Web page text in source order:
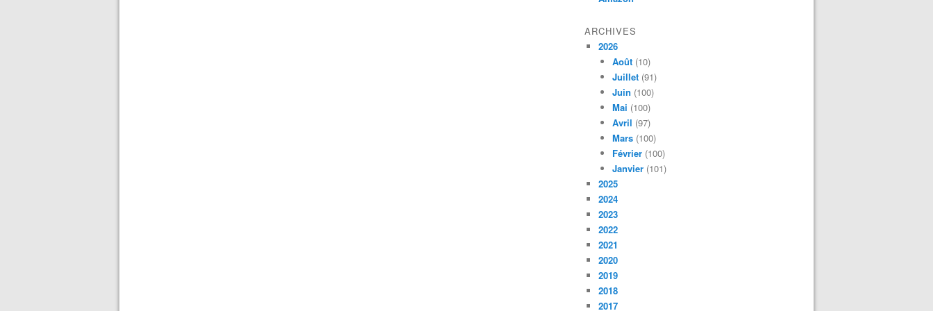
ARCHIVES
2026
Août (10)
Juillet (91)
Juin (100)
Mai (100)
Avril (97)
Mars (100)
Février (100)
Janvier (101)
2025
2024
2023
2022
2021
2020
2019
2018
2017